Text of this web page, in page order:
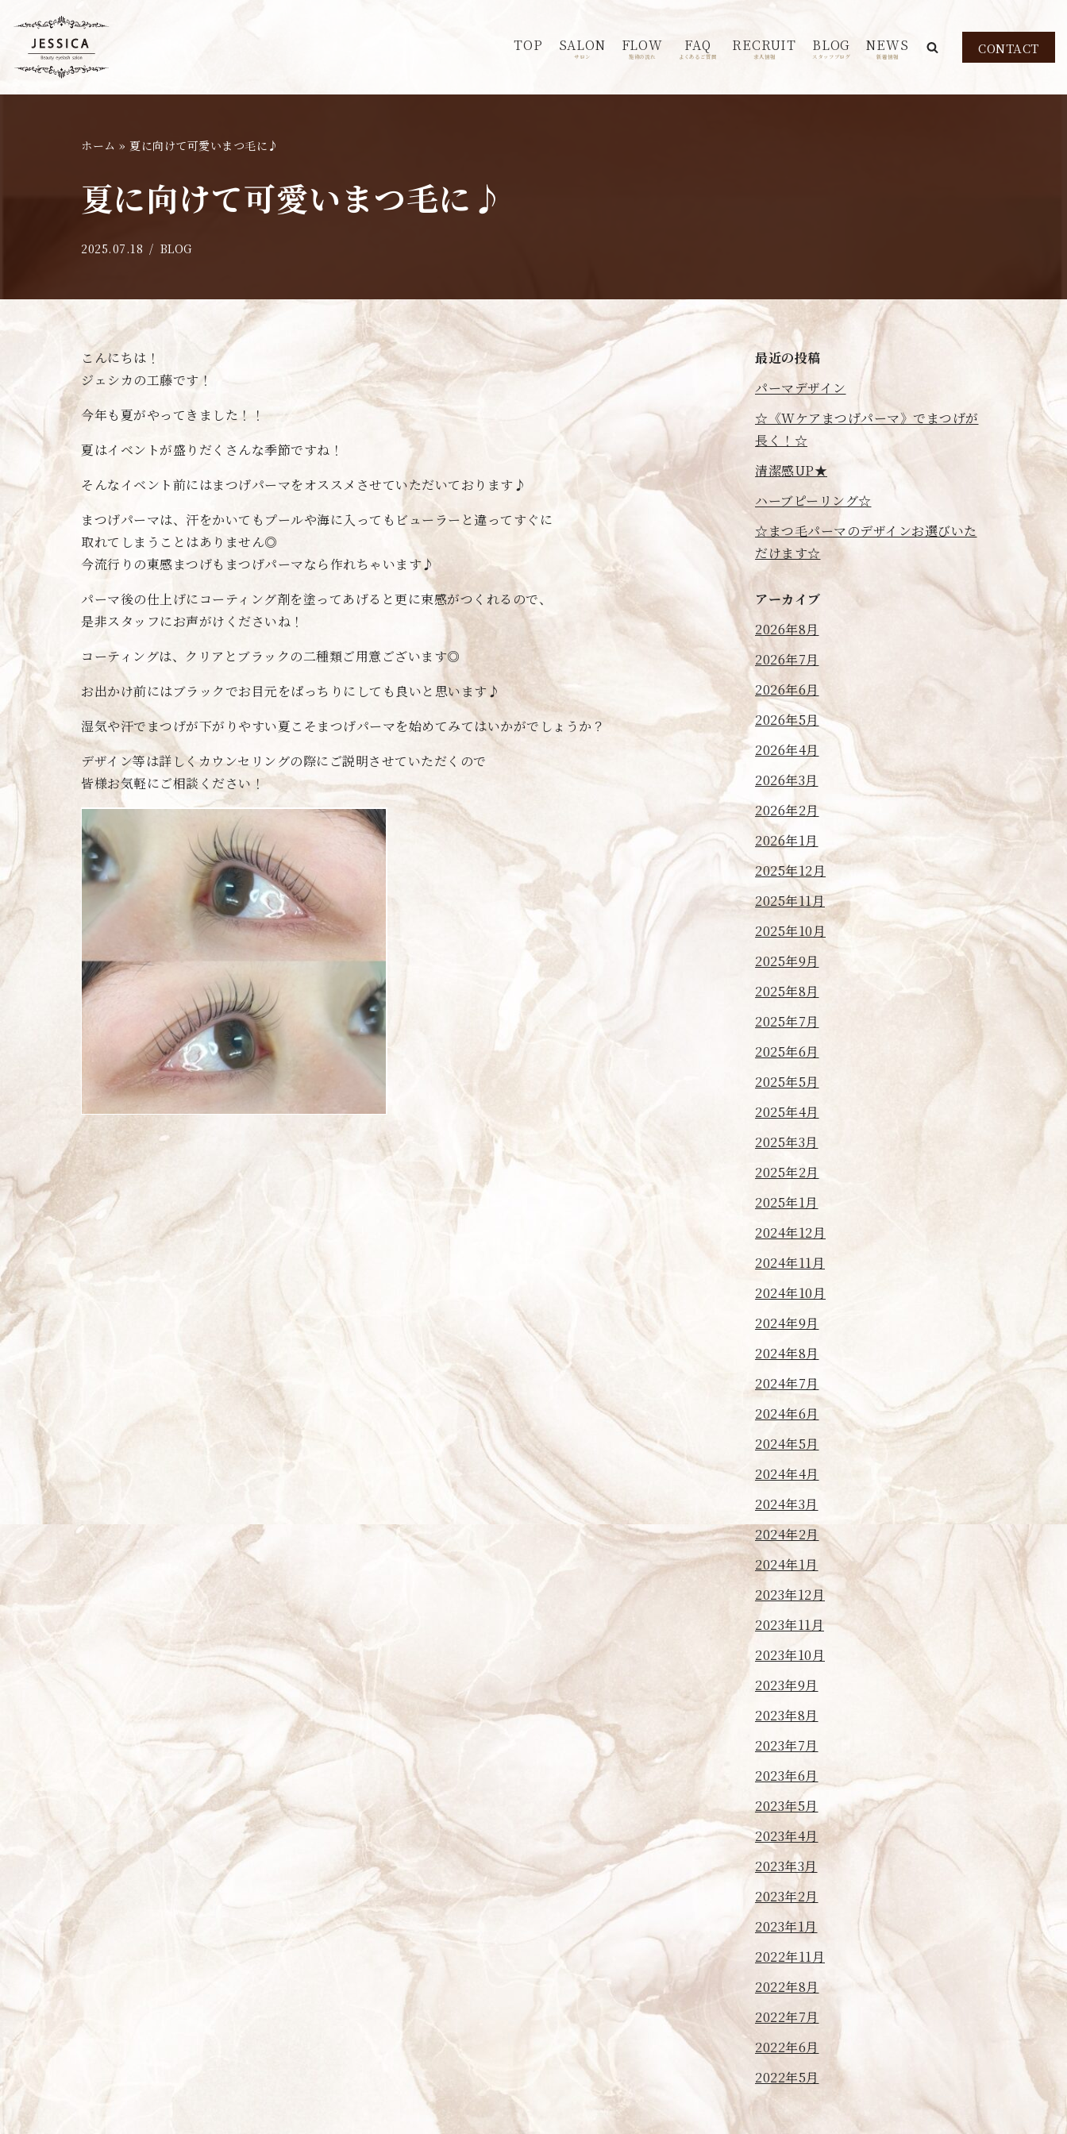
ン
TOP SALON
サロン
FLOW
施術の流れ
FAQ
よくあるご質問
RECRUIT
求人情報
BLOG
スタッフブログ
NEWS
新着情報
CONTACT
ホーム » 夏に向けて可愛いまつ毛に♪
夏に向けて可愛いまつ毛に♪
2025.07.18 BLOG
こんにちは！
ジェシカの工藤です！
今年も夏がやってきました！！
夏はイベントが盛りだくさんな季節ですね！
そんなイベント前にはまつげパーマをオススメさせていただいております♪
まつげパーマは、汗をかいてもプールや海に入ってもビューラーと違ってすぐに
取れてしまうことはありません◎
今流行りの東感まつげもまつげパーマなら作れちゃいます♪
パーマ後の仕上げにコーティング剤を塗ってあげると更に束感がつくれるので、
是非スタッフにお声がけくださいね！
コーティングは、クリアとブラックの二種類ご用意ございます◎
お出かけ前にはブラックでお目元をぱっちりにしても良いと思います♪
湿気や汗でまつげが下がりやすい夏こそまつげパーマを始めてみてはいかがでしょうか？
デザイン等は詳しくカウンセリングの際にご説明させていただくので
皆様お気軽にご相談ください！
最近の投稿
パーマデザイン
☆《Wケアまつげパーマ》でまつげが
長く！☆
清潔感UP★
ハーブピーリング☆
☆まつ毛パーマのデザインお選びいた
だけます☆
アーカイブ
2026年8月
2026年7月
2026年6月
2026年5月
2026年4月
2026年3月
2026年2月
2026年1月
2025年12月
2025年11月
2025年10月
2025年9月
2025年8月
2025年7月
2025年6月
2025年5月
2025年4月
2025年3月
2025年2月
2025年1月
2024年12月
2024年11月
2024年10月
2024年9月
2024年8月
2024年7月
2024年6月
2024年5月
2024年4月
2024年3月
2024年2月
2024年1月
2023年12月
2023年11月
2023年10月
2023年9月
2023年8月
2023年7月
2023年6月
2023年5月
2023年4月
2023年3月
2023年2月
2023年1月
2022年11月
2022年8月
2022年7月
2022年6月
2022年5月